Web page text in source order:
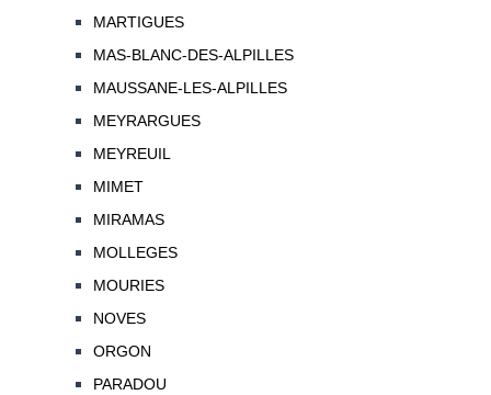
MARTIGUES
MAS-BLANC-DES-ALPILLES
MAUSSANE-LES-ALPILLES
MEYRARGUES
MEYREUIL
MIMET
MIRAMAS
MOLLEGES
MOURIES
NOVES
ORGON
PARADOU